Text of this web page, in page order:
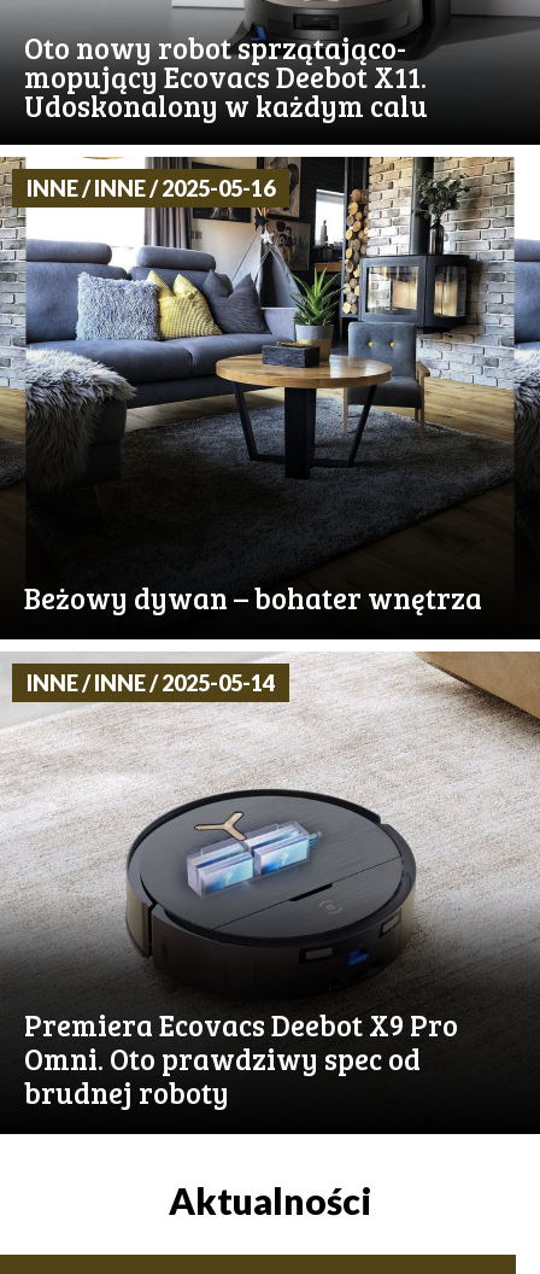
Oto nowy robot sprzątająco-
mopujący Ecovacs Deebot X11.
Udoskonalony w każdym calu
INNE / INNE / 2025-05-16
Beżowy dywan – bohater wnętrza
INNE / INNE / 2025-05-14
Premiera Ecovacs Deebot X9 Pro
Omni. Oto prawdziwy spec od
brudnej roboty
Aktualności